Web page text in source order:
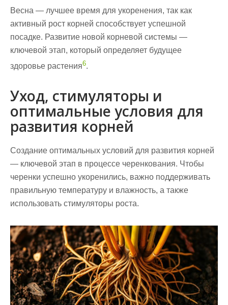
Весна — лучшее время для укоренения, так как
активный рост корней способствует успешной
посадке. Развитие новой корневой системы —
ключевой этап, который определяет будущее
здоровье растения6.
Уход, стимуляторы и
оптимальные условия для
развития корней
Создание оптимальных условий для развития корней
— ключевой этап в процессе черенкования. Чтобы
черенки успешно укоренились, важно поддерживать
правильную температуру и влажность, а также
использовать стимуляторы роста.